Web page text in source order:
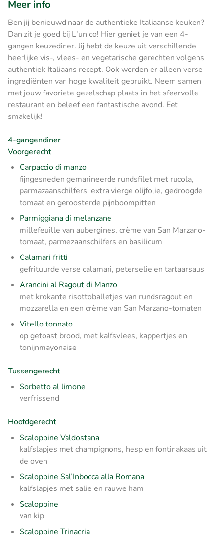
Meer info
Ben jij benieuwd naar de authentieke Italiaanse keuken?
Dan zit je goed bij L'unico! Hier geniet je van een 4-
gangen keuzediner. Jij hebt de keuze uit verschillende
heerlijke vis-, vlees- en vegetarische gerechten volgens
authentiek Italiaans recept. Ook worden er alleen verse
ingrediënten van hoge kwaliteit gebruikt. Neem samen
met jouw favoriete gezelschap plaats in het sfeervolle
restaurant en beleef een fantastische avond. Eet
smakelijk!
4-gangendiner
Voorgerecht
Carpaccio di manzo
fijngesneden gemarineerde rundsfilet met rucola,
parmazaanschilfers, extra vierge olijfolie, gedroogde
tomaat en geroosterde pijnboompitten
Parmiggiana di melanzane
millefeuille van aubergines, crème van San Marzano-
tomaat, parmezaanschilfers en basilicum
Calamari fritti
gefrituurde verse calamari, peterselie en tartaarsaus
Arancini al Ragout di Manzo
met krokante risottoballetjes van rundsragout en
mozzarella en een crème van San Marzano-tomaten
Vitello tonnato
op getoast brood, met kalfsvlees, kappertjes en
tonijnmayonaise
Tussengerecht
Sorbetto al limone
verfrissend
Hoofdgerecht
Scaloppine Valdostana
kalfslapjes metchampignons, hesp en fontinakaas uit
de oven
Scaloppine Sal’Inbocca alla Romana
kalfslapjes met salie en rauwe ham
Scaloppine
van kip
Scaloppine Trinacria